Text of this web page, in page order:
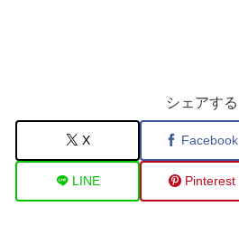
シェアする
X Facebook
LINE Pinterest